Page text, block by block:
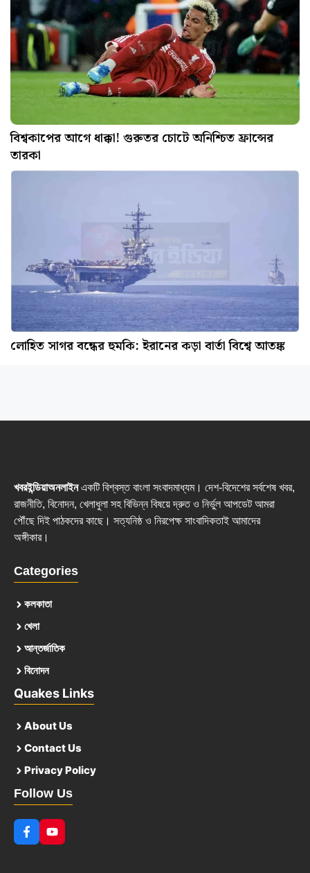
বিশ্বকাপের আগে ধাক্কা! গুরুতর চোটে অনিশ্চিত ফ্রান্সের
তারকা
লোহিত সাগর বন্ধের হুমকি: ইরানের কড়া বার্তা বিশ্বে আতঙ্ক
খবরইন্ডিয়াঅনলাইনএকটি বিশ্বস্ত বাংলা সংবাদমাধ্যম। দেশ-বিদেশের সর্বশেষ খবর,
রাজনীতি, বিনোদন, খেলাধুলা সহ বিভিন্ন বিষয়ে দ্রুত ও নির্ভুল আপডেট আমরা
পৌঁছে দিই পাঠকদের কাছে। সত্যনিষ্ঠ ও নিরপেক্ষ সাংবাদিকতাই আমাদের
অঙ্গীকার।
Categories
কলকাতা
খেলা
আন্তর্জাতিক
বিনোদন
Quakes Links
About Us
Contact Us
Privacy Policy
Follow Us